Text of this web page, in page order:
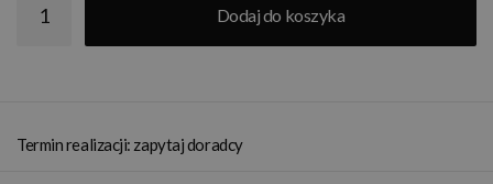
Dodaj do koszyka
Termin realizacji: zapytaj doradcy